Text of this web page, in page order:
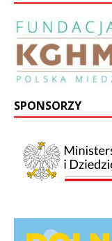
SPONSORZY